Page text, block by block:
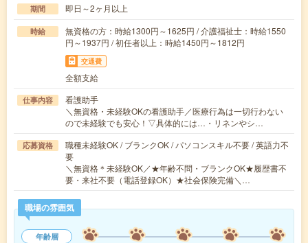
期間 即日～2ヶ月以上
時給
無資格の方：時給1300円～1625円 / 介護福祉士：時給1550
円～1937円 / 初任者以上：時給1450円～1812円
交通費
全額支給
仕事内容
看護助手
＼無資格・未経験OKの看護助手／医療行為は一切行わない
ので未経験でも安心！▽具体的には…・リネンやシ…
応募資格
職種未経験OK / ブランクOK / パソコンスキル不要 / 英語力不
要
＼無資格＊未経験OK／★年齢不問・ブランクOK★履歴書不
要・来社不要（電話登録OK）★社会保険完備＼…
職場の雰囲気
年齢層